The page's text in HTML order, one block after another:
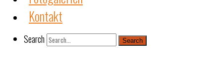
Kontakt
Search Search